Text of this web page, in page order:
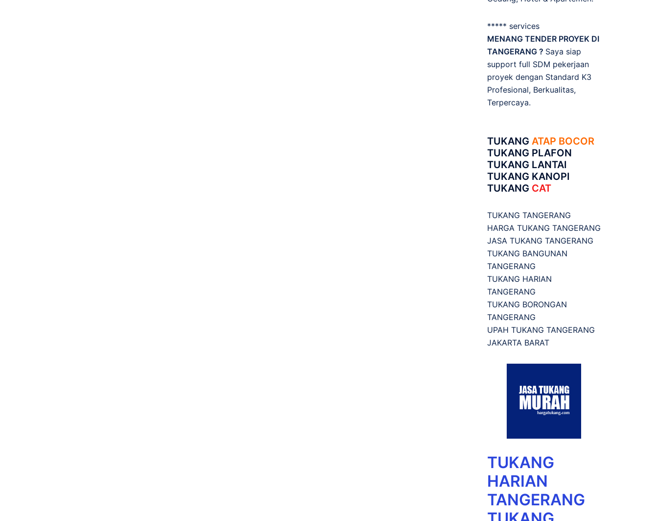
***** services
MENANG TENDER PROYEK DI
TANGERANG ? Saya siap
support full SDM pekerjaan
proyek dengan Standard K3
Profesional, Berkualitas,
Terpercaya.
TUKANG ATAP BOCOR
TUKANG PLAFON
TUKANG LANTAI
TUKANG KANOPI
TUKANG CAT
TUKANG TANGERANG
HARGA TUKANG TANGERANG
JASA TUKANG TANGERANG
TUKANG BANGUNAN
TANGERANG
TUKANG HARIAN
TANGERANG
TUKANG BORONGAN
TANGERANG
UPAH TUKANG TANGERANG
JAKARTA BARAT
TUKANG
HARIAN
TANGERANG